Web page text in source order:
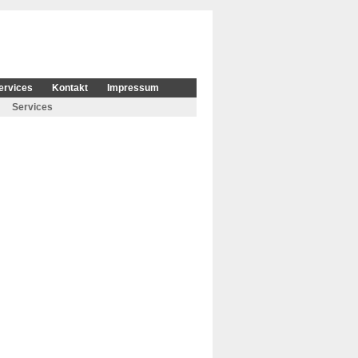
Kontakt
Impressum
Services